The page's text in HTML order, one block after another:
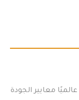
معايير الجودة